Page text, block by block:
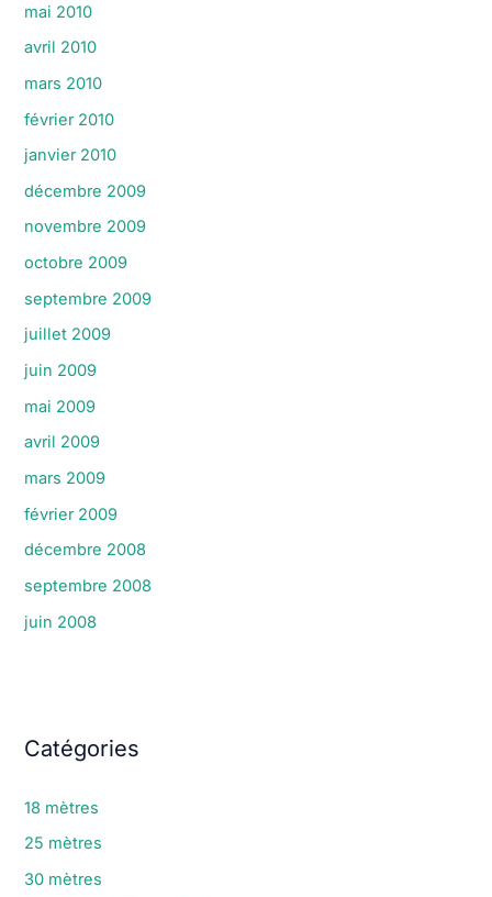
mai 2010
avril 2010
mars 2010
février 2010
janvier 2010
décembre 2009
novembre 2009
octobre 2009
septembre 2009
juillet 2009
juin 2009
mai 2009
avril 2009
mars 2009
février 2009
décembre 2008
septembre 2008
juin 2008
Catégories
18 mètres
25 mètres
30 mètres